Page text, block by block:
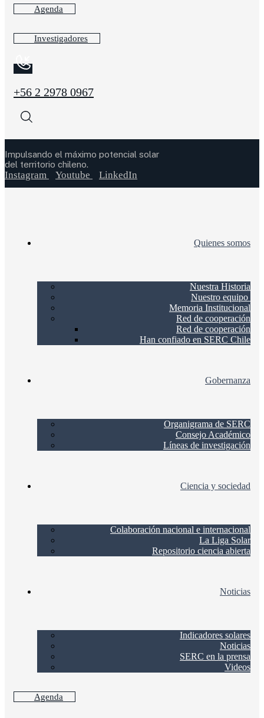
Agenda
Investigadores
+56 2 2978 0967
Impulsando el máximo potencial solar
del territorio chileno.
Instagram Youtube LinkedIn
Quienes somos
Nuestra Historia
Nuestro equipo
Memoria Institucional
Red de cooperación
Red de cooperación
Han confiado en SERC Chile
Gobernanza
Organigrama de SERC
Consejo Académico
Líneas de investigación
Ciencia y sociedad
Colaboración nacional e internacional
La Liga Solar
Repositorio ciencia abierta
Noticias
Indicadores solares
Noticias
SERC en la prensa
Videos
Agenda